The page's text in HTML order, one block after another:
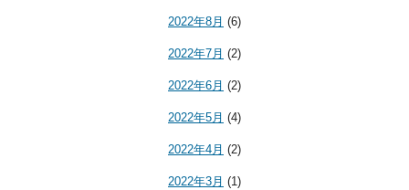
2022年8月 (6)
2022年7月 (2)
2022年6月 (2)
2022年5月 (4)
2022年4月 (2)
2022年3月 (1)